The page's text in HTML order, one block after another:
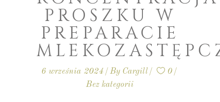
PROSZKU W
PREPARACIE
6 września 2024 By Cargill
0
Bez kategorii